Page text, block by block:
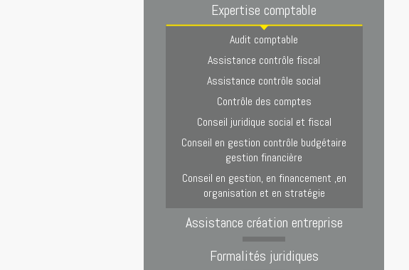
Expertise comptable
Audit comptable
Assistance contrôle fiscal
Assistance contrôle social
Contrôle des comptes
Conseil juridique social et fiscal
Conseil en gestion contrôle budgétaire
gestion financière
Conseil en gestion, en financement ,en
organisation et en stratégie
Assistance création entreprise
Formalités juridiques